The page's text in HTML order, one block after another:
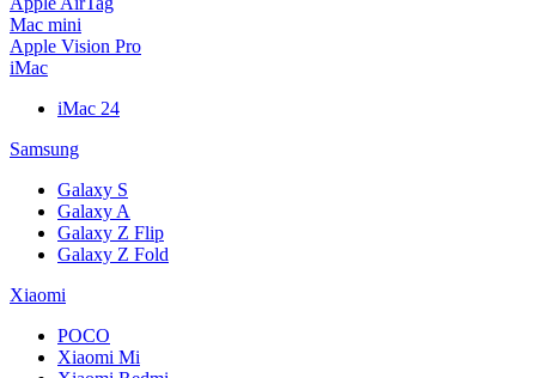
Mac mini
Apple Vision Pro
iMac
iMac 24
Samsung
Galaxy S
Galaxy A
Galaxy Z Flip
Galaxy Z Fold
Xiaomi
POCO
Xiaomi Mi